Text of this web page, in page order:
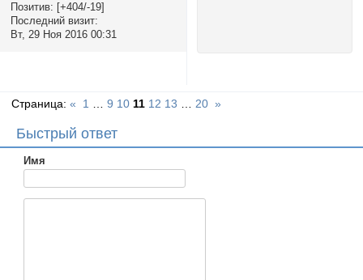
Позитив: [+404/-19]
Последний визит:
Вт, 29 Ноя 2016 00:31
Страница:« 1 9 10 11 12 13 20 »
Быстрый ответ
Имя